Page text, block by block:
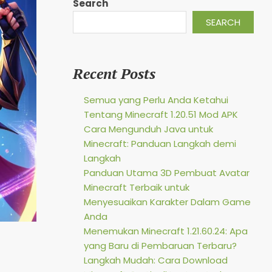
Search
SEARCH
Recent Posts
Semua yang Perlu Anda Ketahui
Tentang Minecraft 1.20.51 Mod APK
Cara Mengunduh Java untuk
Minecraft: Panduan Langkah demi
Langkah
Panduan Utama 3D Pembuat Avatar
Minecraft Terbaik untuk
Menyesuaikan Karakter Dalam Game
Anda
Menemukan Minecraft 1.21.60.24: Apa
yang Baru di Pembaruan Terbaru?
Langkah Mudah: Cara Download